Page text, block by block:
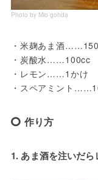
Photo by Mio gohda
・米麹あま酒
・炭酸水……100cc
・レモン……1かけ
・スペアミント
作り方
1. あま酒を注いだら